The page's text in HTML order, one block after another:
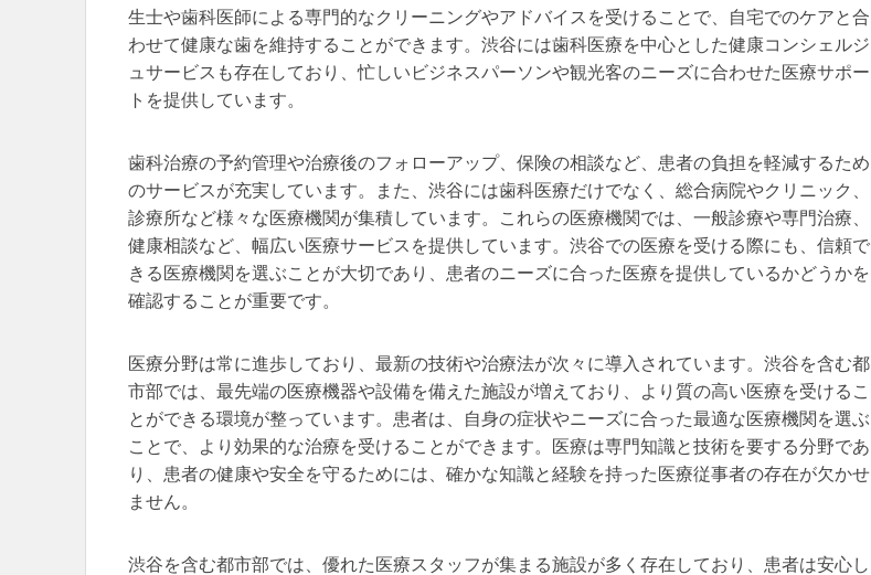
生士や歯科医師による専門的なクリーニングやアドバイスを受けることで、自宅でのケアと合
わせて健康な歯を維持することができます。渋谷には歯科医療を中心とした健康コンシェルジ
ュサービスも存在しており、忙しいビジネスパーソンや観光客のニーズに合わせた医療サポー
トを提供しています。
歯科治療の予約管理や治療後のフォローアップ、保険の相談など、患者の負担を軽減するため
のサービスが充実しています。また、渋谷には歯科医療だけでなく、総合病院やクリニック、
診療所など様々な医療機関が集積しています。これらの医療機関では、一般診療や専門治療、
健康相談など、幅広い医療サービスを提供しています。渋谷での医療を受ける際にも、信頼で
きる医療機関を選ぶことが大切であり、患者のニーズに合った医療を提供しているかどうかを
確認することが重要です。
医療分野は常に進歩しており、最新の技術や治療法が次々に導入されています。渋谷を含む都
市部では、最先端の医療機器や設備を備えた施設が増えており、より質の高い医療を受けるこ
とができる環境が整っています。患者は、自身の症状やニーズに合った最適な医療機関を選ぶ
ことで、より効果的な治療を受けることができます。医療は専門知識と技術を要する分野であ
り、患者の健康や安全を守るためには、確かな知識と経験を持った医療従事者の存在が欠かせ
ません。
渋谷を含む都市部では、優れた医療スタッフが集まる施設が多く存在しており、患者は安心し